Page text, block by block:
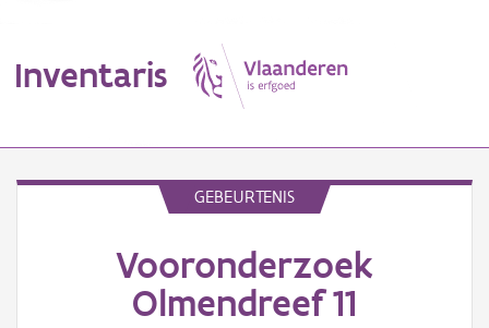
Inventaris
Aanduidingsobject
GEBEURTENIS
Vooronderzoek
Olmendreef 11